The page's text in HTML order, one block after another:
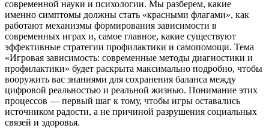
современной науки и психологии. Мы разберем, какие
именно симптомы должны стать «красными флагами», как
работают механизмы формирования зависимости в
современных играх и, самое главное, какие существуют
эффективные стратегии профилактики и самопомощи. Тема
«Игровая зависимость: современные методы диагностики и
профилактики» будет раскрыта максимально подробно, чтобы
вооружить вас знаниями для сохранения баланса между
цифровой реальностью и реальной жизнью. Понимание этих
процессов — первый шаг к тому, чтобы игры оставались
источником радости, а не причиной разрушения социальных
связей и здоровья.